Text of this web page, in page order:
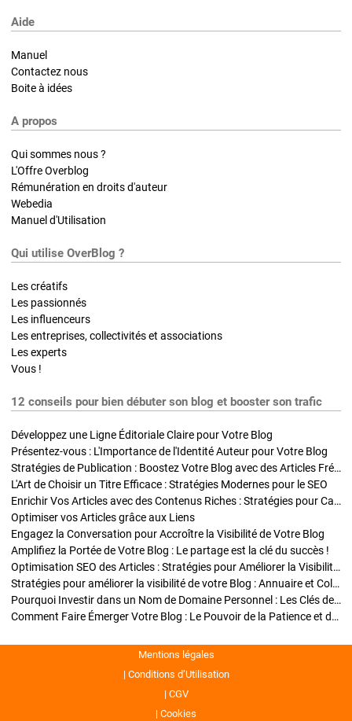
Aide
Manuel
Contactez nous
Boite à idées
A propos
Qui sommes nous ?
L'Offre Overblog
Rémunération en droits d'auteur
Webedia
Manuel d'Utilisation
Qui utilise OverBlog ?
Les créatifs
Les passionnés
Les influenceurs
Les entreprises, collectivités et associations
Les experts
Vous !
12 conseils pour bien débuter son blog et booster son trafic
Développez une Ligne Éditoriale Claire pour Votre Blog
Présentez-vous : L'Importance de l'Identité Auteur pour Votre Blog
Stratégies de Publication : Boostez Votre Blog avec des Articles Fréquents et Exclusifs
L'Art de Choisir un Titre Efficace : Stratégies Modernes pour le SEO
Enrichir Vos Articles avec des Contenus Riches : Stratégies pour Captiver et Optimiser
Optimiser vos Articles grâce aux Liens
Engagez la Conversation pour Accroître la Visibilité de Votre Blog
Amplifiez la Portée de Votre Blog : Le partage est la clé du succès !
Optimisation SEO des Articles : Stratégies pour Améliorer la Visibilité de Votre Blog
Stratégies pour améliorer la visibilité de votre Blog : Annuaire et Collaborations
Pourquoi Investir dans un Nom de Domaine Personnel : Les Clés de la Réussite de Votre Blog
Comment Faire Émerger Votre Blog : Le Pouvoir de la Patience et de la Persévérance
Mentions légales
Conditions d’Utilisation
CGV
Cookies